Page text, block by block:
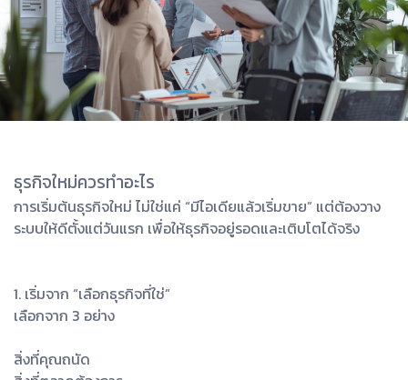
ธุรกิจใหม่ควรทำอะไร
การเริ่มต้นธุรกิจใหม่ ไม่ใช่แค่ “มีไอเดียแล้วเริ่มขาย” แต่ต้องวาง
ระบบให้ดีตั้งแต่วันแรก เพื่อให้ธุรกิจอยู่รอดและเติบโตได้จริง
1. เริ่มจาก “เลือกธุรกิจที่ใช่”
เลือกจาก 3 อย่าง
สิ่งที่คุณถนัด